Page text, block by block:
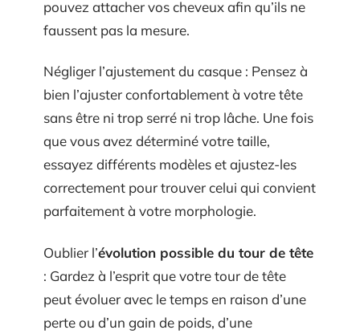
pouvez attacher vos cheveux afin qu’ils ne
faussent pas la mesure.
Négliger l’ajustement du casque : Pensez à
bien l’ajuster confortablement à votre tête
sans être ni trop serré ni trop lâche. Une fois
que vous avez déterminé votre taille,
essayez différents modèles et ajustez-les
correctement pour trouver celui qui convient
parfaitement à votre morphologie.
Oublier l’évolution possible du tour de tête
: Gardez à l’esprit que votre tour de tête
peut évoluer avec le temps en raison d’une
perte ou d’un gain de poids, d’une